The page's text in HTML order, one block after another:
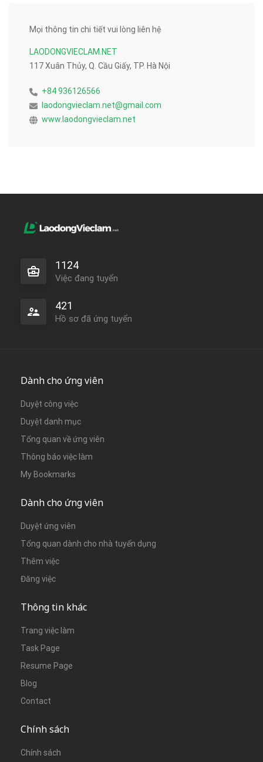
Mọi thông tin chi tiết vui lòng liên hệ
LAODONGVIECLAM.NET
117 Xuân Thủy, Q. Cầu Giấy, TP. Hà Nội
+84 936126566
laodongvieclam.net@gmail.com
www.laodongvieclam.net
1124
Việc đang tuyển
421
Hồ sơ đã ứng tuyển
Dành cho ứng viên
Duyệt công việc
Duyệt danh mục
Tổng quan về ứng viên
Thông báo việc làm
My Bookmarks
Dành cho ứng viên
Duyệt ứng viên
Tổng quan dành cho nhà tuyển dụng
Thêm việc
Đăng việc
Thông tin khác
Trang việc làm
Task Page
Resume Page
Blog
Contact
Chính sách
Chính sách